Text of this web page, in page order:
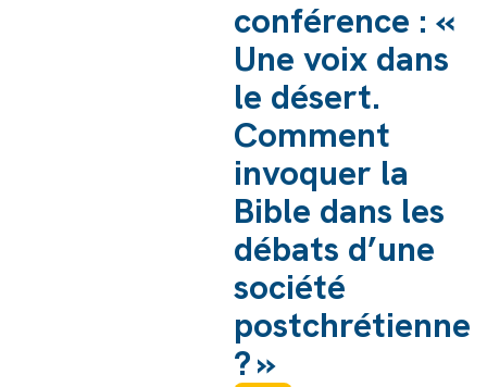
conférence : «
Une voix dans
le désert.
Comment
invoquer la
Bible dans les
débats d’une
société
postchrétienne
? »